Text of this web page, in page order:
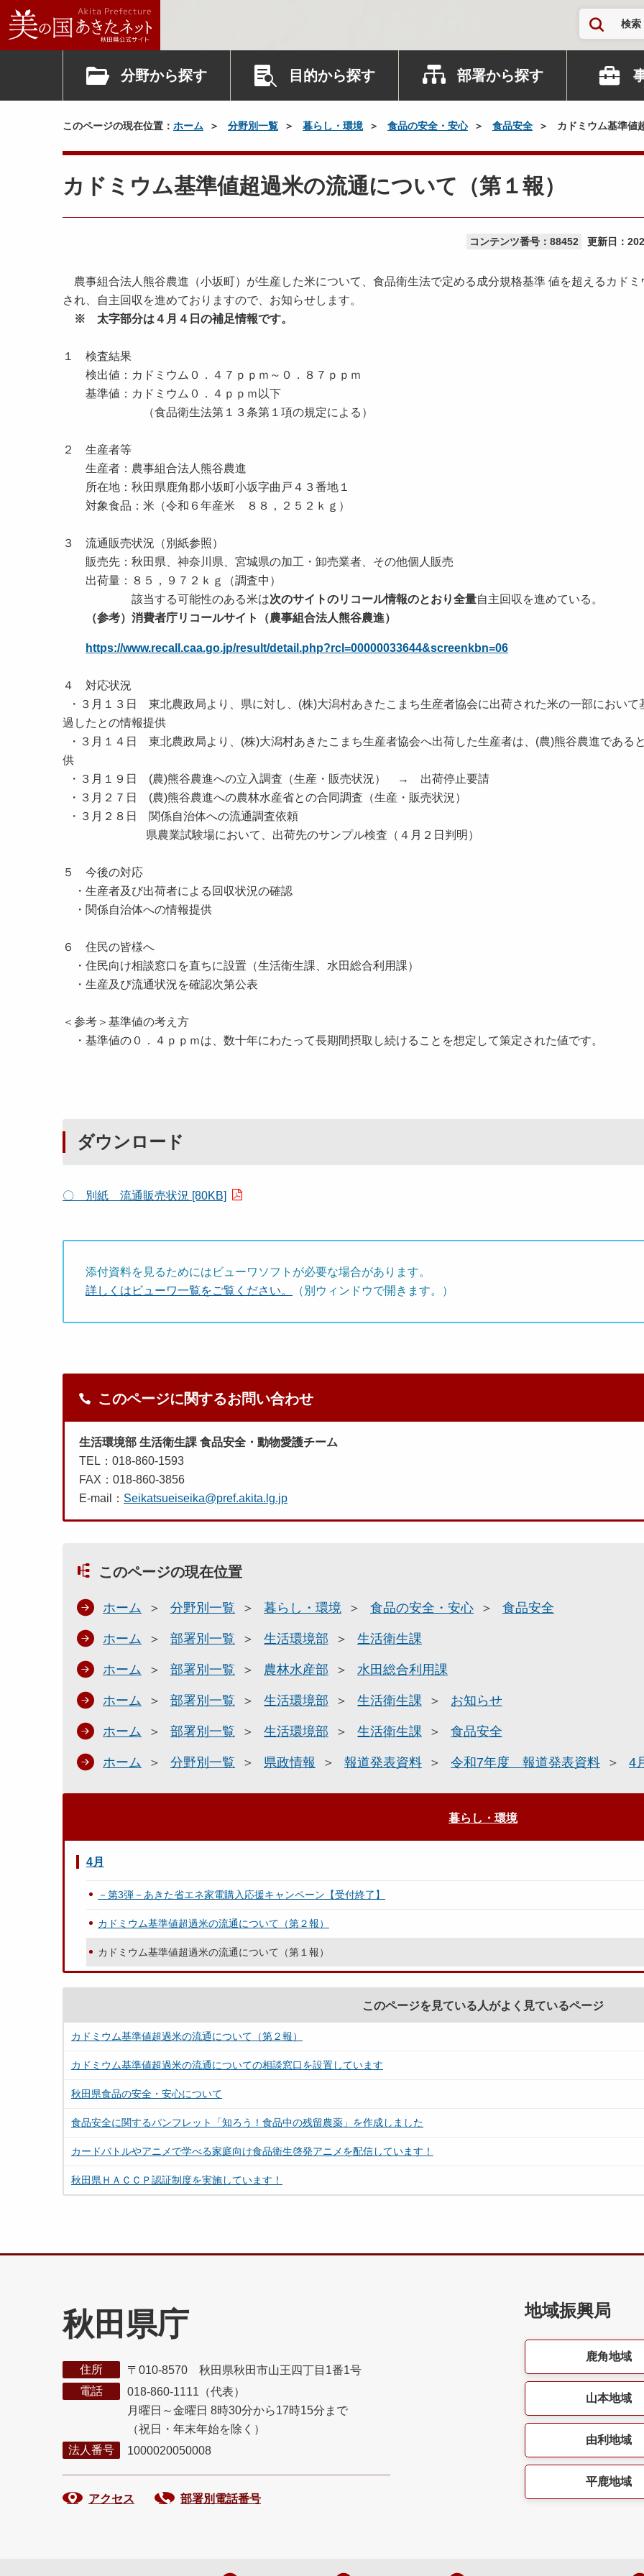
検索
分野から探す 目的から探す 部署から探す
このページの現在位置： ホーム 分野別一覧 暮らし・環境 食品の安全・安心 食品安全 カドミウム基準値
カドミウム基準値超過米の流通について（第１報）
コンテンツ番号：88452 更新日：
農事組合法人熊谷農進（小坂町）が生産した米について、食品衛生法で定める成分規格基準 値を超えるカドミ
され、自主回収を進めておりますので、お知らせします。
※ 太字部分は４月４日の補足情報です。
１ 検査結果
検出値：カドミウム０．４７ｐｐｍ～０．８７ｐｐｍ
基準値：カドミウム０．４ｐｐｍ以下
（食品衛生法第１３条第１項の規定による）
２ 生産者等
生産者：農事組合法人熊谷農進
所在地：秋田県鹿角郡小坂町小坂字曲戸４３番地１
対象食品：米（令和６年産米 ８８，２５２ｋｇ）
３ 流通販売状況（別紙参照）
販売先：秋田県、神奈川県、宮城県の加工・卸売業者、その他個人販売
出荷量：８５，９７２ｋｇ（調査中）
該当する可能性のある米は次のサイトのリコール情報のとおり全量自主回収を進めている。
（参考）消費者庁リコールサイト（農事組合法人熊谷農進）
https://www.recall.caa.go.jp/result/detail.php?rcl=00000033644&screenkbn=06
４ 対応状況
・３月１３日 東北農政局より、県に対し、(株)大潟村あきたこまち生産者協会に出荷された米の一部において
過したとの情報提供
・３月１４日 東北農政局より、(株)大潟村あきたこまち生産者協会へ出荷した生産者は、(農)熊谷農進である
供
・３月１９日 (農)熊谷農進への立入調査（生産・販売状況） → 出荷停止要請
・３月２７日 (農)熊谷農進への農林水産省との合同調査（生産・販売状況）
・３月２８日 関係自治体への流通調査依頼
県農業試験場において、出荷先のサンプル検査（４月２日判明）
５ 今後の対応
・生産者及び出荷者による回収状況の確認
・関係自治体への情報提供
６ 住民の皆様へ
・住民向け相談窓口を直ちに設置（生活衛生課、水田総合利用課）
・生産及び流通状況を確認次第公表
＜参考＞基準値の考え方
・基準値の０．４ｐｐｍは、数十年にわたって長期間摂取し続けることを想定して策定された値です。
ダウンロード
〇 別紙 流通販売状況 [80KB]
添付資料を見るためにはビューワソフトが必要な場合があります。
詳しくはビューワ一覧をご覧ください。
（別ウィンドウで開きます。）
このページに関するお問い合わせ
生活環境部 生活衛生課 食品安全・動物愛護チーム
TEL：018‐860-1593
FAX：018-860-3856
E-mail： Seikatsueiseika@pref.akita.lg.jp
このページの現在位置
ホーム 分野別一覧 暮らし・環境 食品の安全・安心 食品安全
ホーム 部署別一覧 生活環境部 生活衛生課
ホーム 部署別一覧 農林水産部 水田総合利用課
ホーム 部署別一覧 生活環境部 生活衛生課 お知らせ
ホーム 部署別一覧 生活環境部 生活衛生課 食品安全
ホーム 分野別一覧 県政情報 報道発表資料 令和7年度 報道発表資料 4
暮らし・環境
4月
－第3弾－あきた省エネ家電購入応援キャンペーン【受付終了】
カドミウム基準値超過米の流通について（第２報）
カドミウム基準値超過米の流通について（第１報）
このページを見ている人がよく見ているページ
カドミウム基準値超過米の流通について（第２報）
カドミウム基準値超過米の流通についての相談窓口を設置しています
秋田県食品の安全・安心について
食品安全に関するパンフレット「知ろう！食品中の残留農薬」を作成しました
カードバトルやアニメで学べる家庭向け食品衛生啓発アニメを配信しています！
秋田県ＨＡＣＣＰ認証制度を実施しています！
秋田県庁
住所
〒010-8570 秋田県秋田市山王四丁目1番1号
電話
018-860-1111（代表）
月曜日～金曜日 8時30分から17時15分まで
（祝日・年末年始を除く）
法人番号
1000020050008
アクセス 部署別電話番号
地域振興局
鹿角地域
山本地域
由利地域
平鹿地域